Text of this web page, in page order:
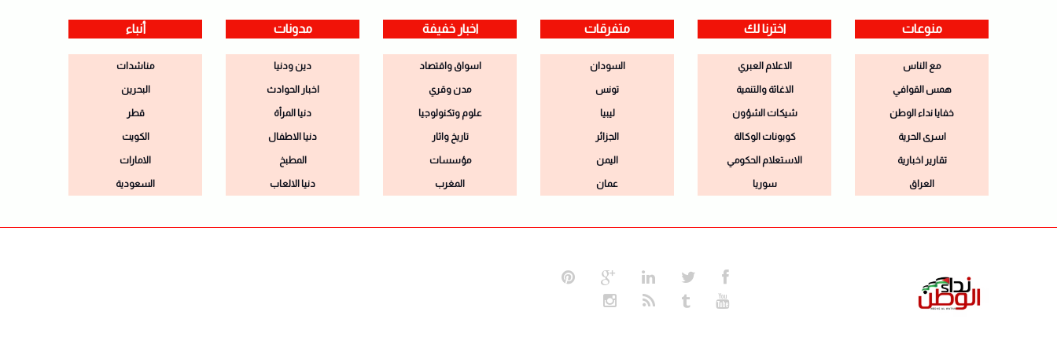
منوعات
مع الناس
همس القوافي
خفايا نداء الوطن
اسرى الحرية
تقارير اخبارية
العراق
اخترنا لك
الاعلام العبري
الاغاثة والتنمية
شيكات الشؤون
كوبونات الوكالة
الاستعلام الحكومي
سوريا
متفرقات
السودان
تونس
ليبيا
الجزائر
اليمن
عمان
اخبار خفيفة
اسواق واقتصاد
مدن وقري
علوم وتكنولوجيا
تاريخ واثار
مؤسسات
المغرب
مدونات
دين ودنيا
اخبار الحوادث
دنيا المرأة
دنيا الاطفال
المطبخ
دنيا الالعاب
أنباء
مناشدات
البحرين
قطر
الكويت
الامارات
السعودية